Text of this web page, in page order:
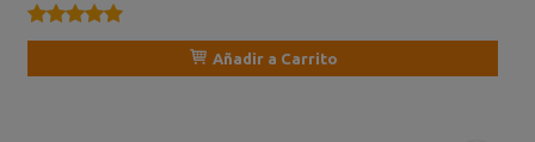
★★★★★
★★★★★
Añadir a Carrito